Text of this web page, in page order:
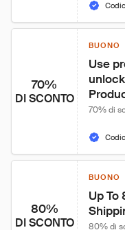
70%
DI SCONTO
BUONO
Use
70% di
80%
DI SCONTO
BUONO
Up To
80% di